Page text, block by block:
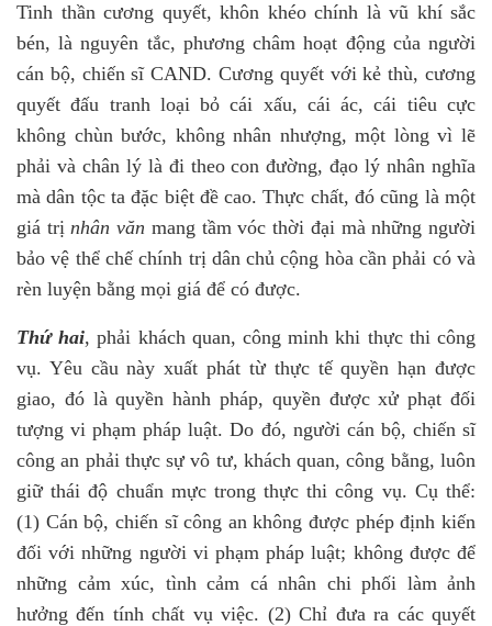
Tinh thần cương quyết, khôn khéo chính là vũ khí sắc
bén, là nguyên tắc, phương châm hoạt động của người
cán bộ, chiến sĩ CAND. Cương quyết với kẻ thù, cương
quyết đấu tranh loại bỏ cái xấu, cái ác, cái tiêu cực
không chùn bước, không nhân nhượng, một lòng vì lẽ
phải và chân lý là đi theo con đường, đạo lý nhân nghĩa
mà dân tộc ta đặc biệt đề cao. Thực chất, đó cũng là một
giá trịnhân văn mang tầm vóc thời đại mà những người
bảo vệ thể chế chính trị dân chủ cộng hòa cần phải có và
rèn luyện bằng mọi giá để có được.
Thứ hai, phải khách quan, công minh khi thực thi công
vụ. Yêu cầu này xuất phát từ thực tế quyền hạn được
giao, đó là quyền hành pháp, quyền được xử phạt đối
tượng vi phạm pháp luật. Do đó, người cán bộ, chiến sĩ
công an phải thực sự vô tư, khách quan, công bằng, luôn
giữ thái độ chuẩn mực trong thực thi công vụ. Cụ thể:
(1) Cán bộ, chiến sĩ công an không được phép định kiến
đối với những người vi phạm pháp luật; không được để
những cảm xúc, tình cảm cá nhân chi phối làm ảnh
hưởng đến tính chất vụ việc. (2) Chỉ đưa ra các quyết